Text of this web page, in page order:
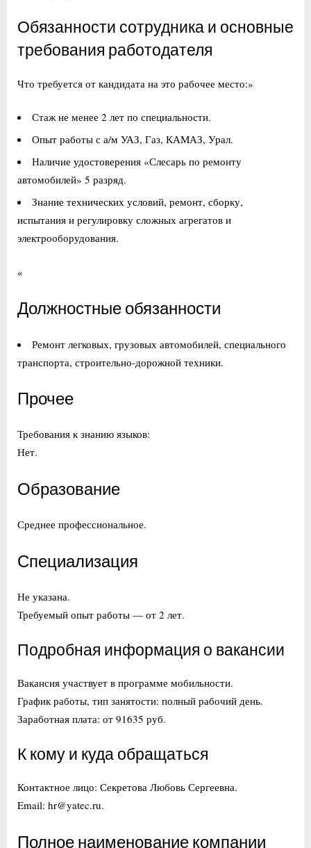
Обязанности сотрудника и основные
требования работодателя
Что требуется от кандидата на это рабочее место:»
Стаж не менее 2 лет по специальности.
Опыт работы с а/м УАЗ, Газ, КАМАЗ, Урал.
Наличие удостоверения «Слесарь по ремонту
автомобилей» 5 разряд.
Знание технических условий, ремонт, сборку,
испытания и регулировку сложных агрегатов и
электрооборудования.
«
Должностные обязанности
Ремонт легковых, грузовых автомобилей, специального
транспорта, строительно-дорожной техники.
Прочее
Требования к знанию языков:
Нет.
Образование
Среднее профессиональное.
Специализация
Не указана.
Требуемый опыт работы — от 2 лет.
Подробная информация о вакансии
Вакансия участвует в программе мобильности.
График работы, тип занятости: полный рабочий день.
Заработная плата: от 91635 руб.
К кому и куда обращаться
Контактное лицо: Секретова Любовь Сергеевна.
Email: hr@yatec.ru.
Полное наименование компании